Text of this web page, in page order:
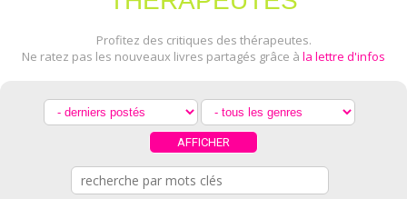
Profitez des critiques des thérapeutes.
Ne ratez pas les nouveaux livres partagés grâce à la lettre d'infos